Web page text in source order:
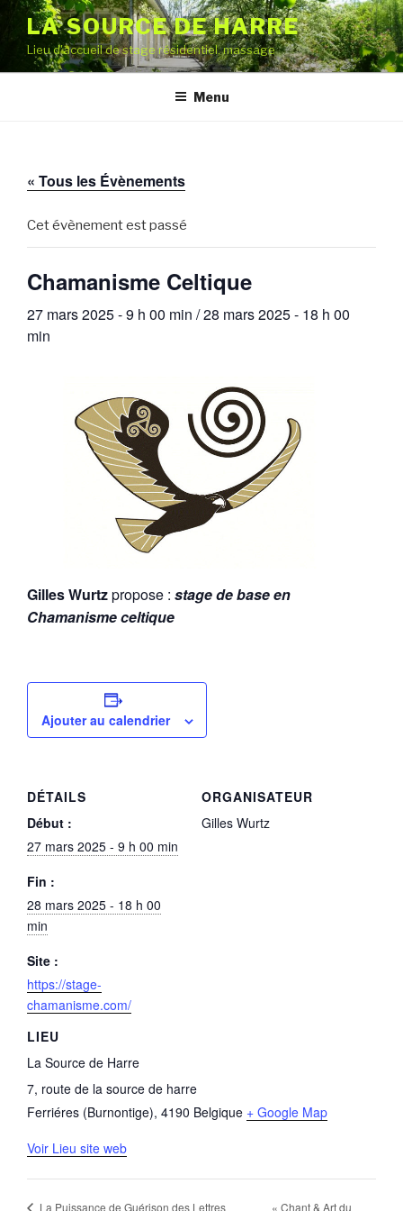
Aller
contenu
principal
LA SOURCE DE HARRE
Lieu d'accueil de stage résidentiel, massage
Menu
« Tous les Évènements
Cet évènement est passé
Chamanisme Celtique
27 mars 2025 - 9 h 00 min /28 mars 2025 - 18 h 00
min
Gilles Wurtzpropose : stage de base en
Chamanisme celtique
Ajouter au calendrier
DÉTAILS
Début :
27 mars 2025 - 9 h 00 min
Fin :
28 mars 2025 - 18 h 00
min
Site :
https://stage-
chamanisme.com/
LIEU
La Source de Harre
7, route de la source de harre
Ferriéres (Burnontige), 4190 Belgique + Google Map
Voir Lieu site web
ORGANISATEUR
Gilles Wurtz
La Puissance de Guérison des Lettres « Chant & Art du